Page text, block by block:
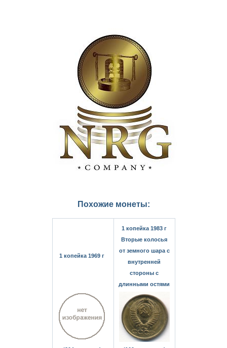
Похожие монеты:
1 копейка 1969 г
1 копейка 1983 г
Вторые колосья
от земного шара с
внутренней
стороны с
длинными остями